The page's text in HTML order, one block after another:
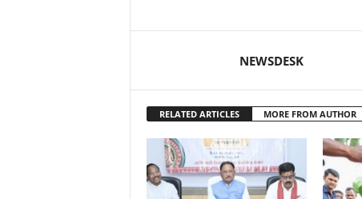
NEWSDESK
RELATED ARTICLES MORE FROM AUTHOR